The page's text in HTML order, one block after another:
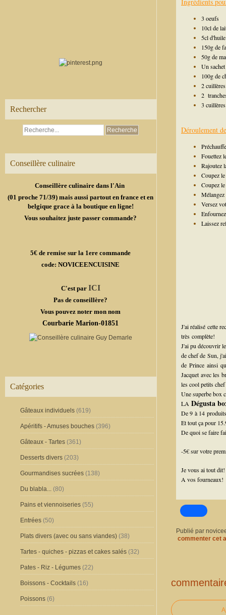
Rechercher
Conseillère culinaire
Conseillère culinaire dans l'Ain
(01 proche 71/39) mais aussi partout en france et en
belgique grace à la boutique en ligne!
Vous souhaitez juste passer commande?
5€ de remise sur la 1ere commande
code: NOVICEENCUISINE
C'est par ICI
Pas de conseillère?
Vous pouvez noter mon nom
Courbarie Marion-01851
Catégories
Gâteaux individuels (619)
Apéritifs - Amuses bouches (396)
Gâteaux - Tartes (361)
Desserts divers (203)
Gourmandises sucrées (138)
Du blabla... (80)
Pains et viennoiseries (55)
Entrées (50)
Plats divers (avec ou sans viandes) (38)
Tartes - quiches - pizzas et cakes salés (32)
Pates - Riz - Légumes (22)
Boissons - Cocktails (16)
Poissons (6)
3 oeufs
10cl de
5cl
150g de
50g de
Un
100g de
2
2
3
Déroulement
Fouettez
Rajoutez
Coupez
Coupez
Versez
Laissez
J'ai réalisé cette
très complète!
J'ai pu découvrir
de chef de Sun,
de Prince ainsi
Jacquet avec les
les cool petits
Une superbe box
LA Dégusta
De 9 à 14
Et tout ça pour
De quoi se faire
-5€ sur votre
Je vous ai tout dit!
A vos fourneaux!
Publié par
commenter cet